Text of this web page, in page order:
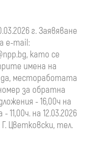
г. Заявяване
e-mail:
, като се
имена на
местоработата
за обратна
- 16,00ч на
11,00ч. на 12.03.2026
Цветковски, тел.